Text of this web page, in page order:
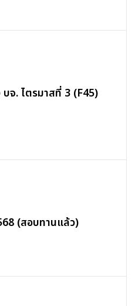
จ. ไตรมาสที่ 3 (F45)
(สอบทานแล้ว)